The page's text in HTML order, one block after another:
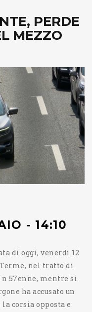
PERDE
MEZZO
- 14:10
di oggi, venerdì 12
nel tratto di
57enne, mentre si
ha accusato un
corsia opposta e